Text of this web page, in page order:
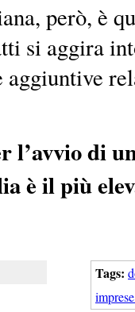
però, è
si aggira
aggiuntive
l’avvio di
è il più
Tags: